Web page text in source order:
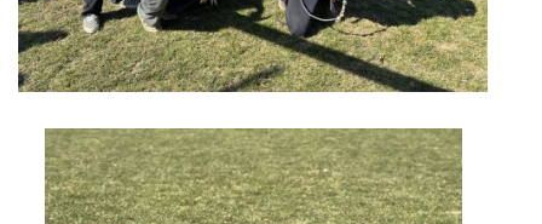
VOLNÁ PRACOVNÍ MÍSTA
ARBORETUM ŠKOLY